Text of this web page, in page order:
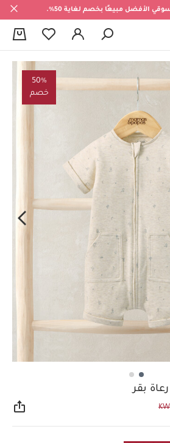
الأفضل مبيعًا بخصم لغاية 50%.
50%
خصم
بقر